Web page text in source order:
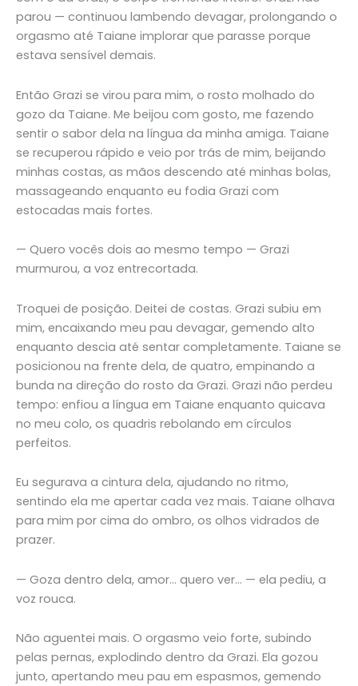
parou — continuou lambendo devagar, prolongando o
orgasmo até Taiane implorar que parasse porque
estava sensível demais.
Então Grazi se virou para mim, o rosto molhado do
gozo da Taiane. Me beijou com gosto, me fazendo
sentir o sabor dela na língua da minha amiga. Taiane
se recuperou rápido e veio por trás de mim, beijando
minhas costas, as mãos descendo até minhas bolas,
massageando enquanto eu fodia Grazi com
estocadas mais fortes.
— Quero vocês dois ao mesmo tempo — Grazi
murmurou, a voz entrecortada.
Troquei de posição. Deitei de costas. Grazi subiu em
mim, encaixando meu pau devagar, gemendo alto
enquanto descia até sentar completamente. Taiane se
posicionou na frente dela, de quatro, empinando a
bunda na direção do rosto da Grazi. Grazi não perdeu
tempo: enfiou a língua em Taiane enquanto quicava
no meu colo, os quadris rebolando em círculos
perfeitos.
Eu segurava a cintura dela, ajudando no ritmo,
sentindo ela me apertar cada vez mais. Taiane olhava
para mim por cima do ombro, os olhos vidrados de
prazer.
— Goza dentro dela, amor… quero ver… — ela pediu, a
voz rouca.
Não aguentei mais. O orgasmo veio forte, subindo
pelas pernas, explodindo dentro da Grazi. Ela gozou
junto, apertando meu pau em espasmos, gemendo